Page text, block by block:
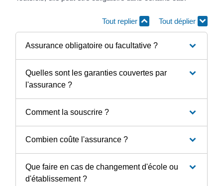
Tout replier Tout déplier
Assurance obligatoire ou facultative ?
Quelles sont les garanties couvertes par
l'assurance ?
Comment la souscrire ?
Combien coûte l'assurance ?
Que faire en cas de changement d'école ou
d'établissement ?